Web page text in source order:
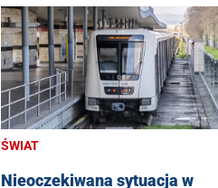
ŚWIAT
Nieoczekiwana sytuacja w